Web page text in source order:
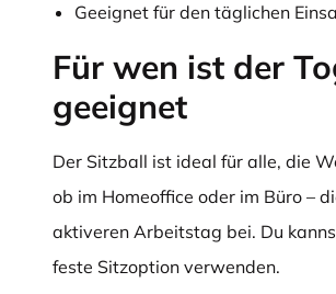
Geeignet für den täglichen
Für wen ist der
geeignet
Der Sitzball ist ideal für alle, die
ob im Homeoffice oder im Büro –
aktiveren Arbeitstag bei. Du
feste Sitzoption verwenden.